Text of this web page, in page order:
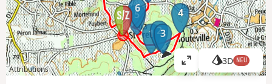
123
4
5
6
Attributions
K
a
3D NEU